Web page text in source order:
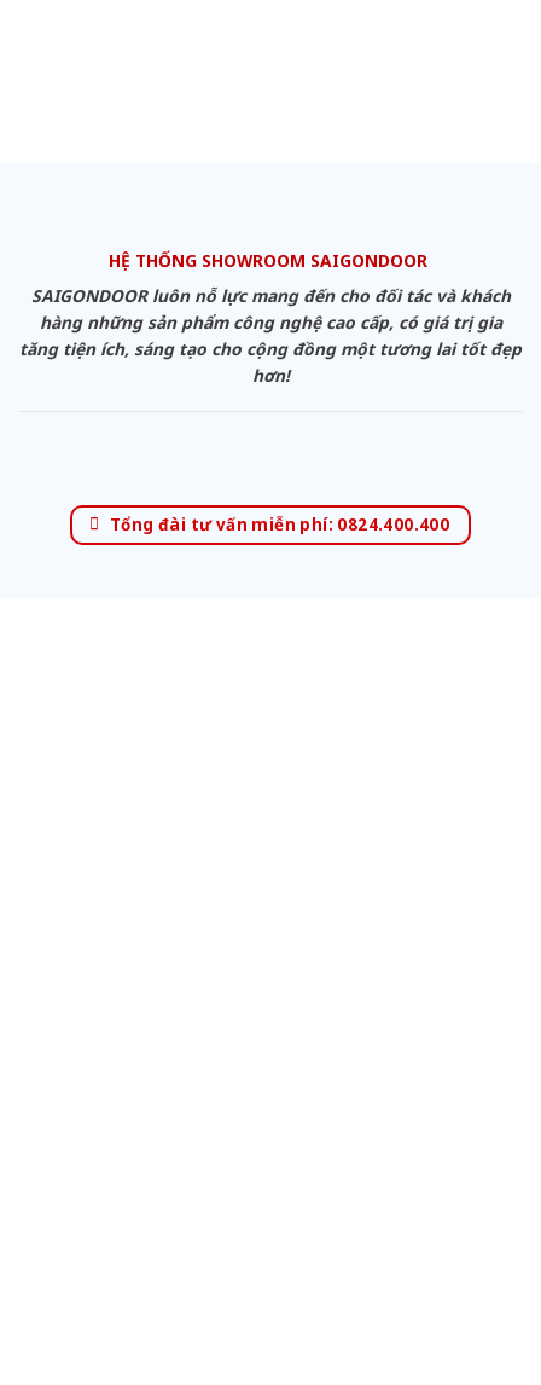
HỆ THỐNG SHOWROOM SAIGONDOOR
SAIGONDOOR luôn nỗ lực mang đến cho đối tác và khách
hàng những sản phẩm công nghệ cao cấp, có giá trị gia
tăng tiện ích, sáng tạo cho cộng đồng một tương lai tốt đẹp
hơn!
Tổng đài tư vấn miễn phí: 0824.400.400